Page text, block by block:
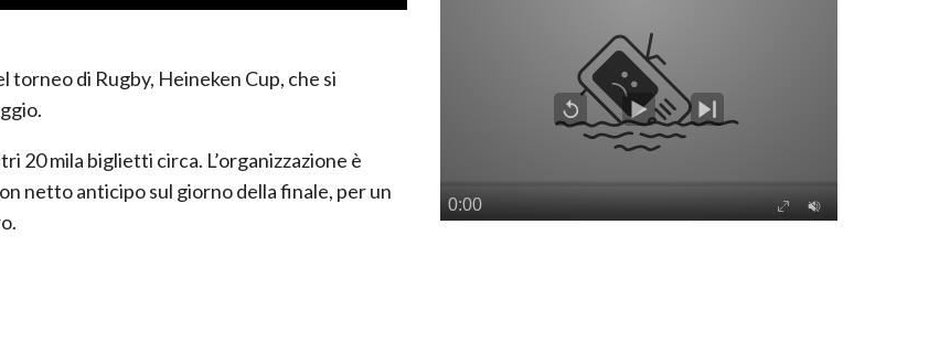
di Rugby, Heineken Cup, che si
20 mila biglietti circa. L’organizzazione è
netto anticipo sul giorno della finale, per un